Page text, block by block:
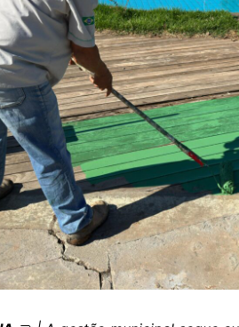
Ipiranga de Goiás
Itaberaí
Itaguaru
Itapuranga
Jaraguá
Jardim Paulista
Jataí
Nerópolis
Niquelândia
Nova América